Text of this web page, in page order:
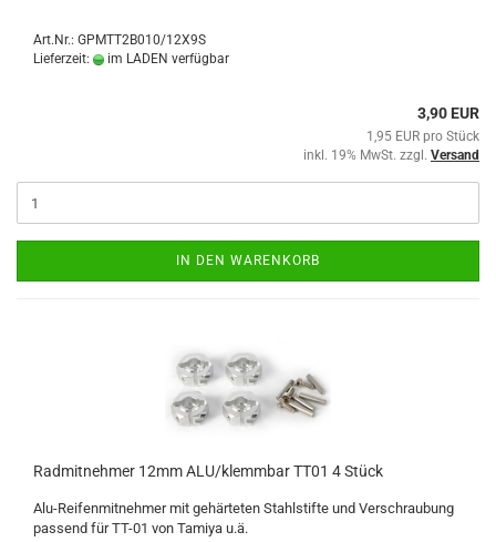
Art.Nr.: GPMTT2B010/12X9S
Lieferzeit:
im LADEN verfügbar
3,90 EUR
1,95 EUR pro Stück
inkl. 19% MwSt. zzgl. Versand
IN DEN WARENKORB
Radmitnehmer 12mm ALU/klemmbar TT01 4 Stück
Alu-Reifenmitnehmer mit gehärteten Stahlstifte und Verschraubung
passend für TT-01 von Tamiya u.ä.